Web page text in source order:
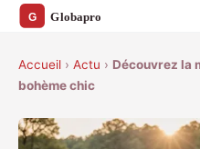
Accueil › Actu › Découvrez la
bohème chic